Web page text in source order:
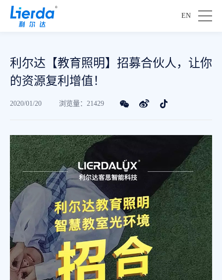
EN
利尔达【教育照明】招募合伙人，让你
的资源复利增值！
2020/01/20 浏览量：21429